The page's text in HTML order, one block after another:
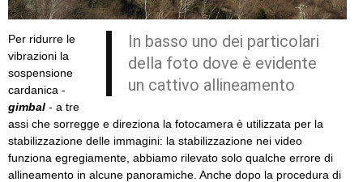
In basso uno dei particolari
della foto dove è evidente
un cattivo allineamento
Per ridurre le
vibrazioni la
sospensione
cardanica -
gimbal - a tre
assi che sorregge e direziona la fotocamera è utilizzata per la
stabilizzazione delle immagini: la stabilizzazione nei video
funziona egregiamente, abbiamo rilevato solo qualche errore di
allineamento in alcune panoramiche. Anche dopo la procedura di